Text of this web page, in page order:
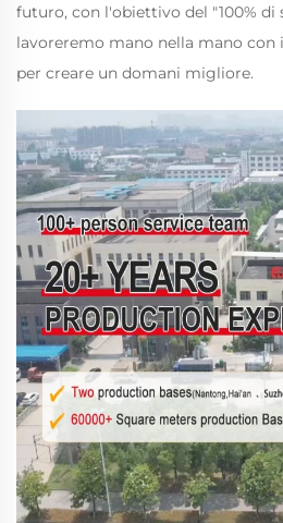
futuro, con l'obiettivo del "100% di
lavoreremo mano nella mano con
per creare un domani migliore.